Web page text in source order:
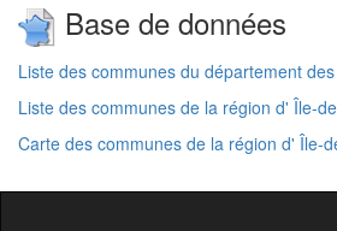
Base de données
Liste des communes du département
Liste des communes de la région d' Île-
Carte des communes de la région d' Île-